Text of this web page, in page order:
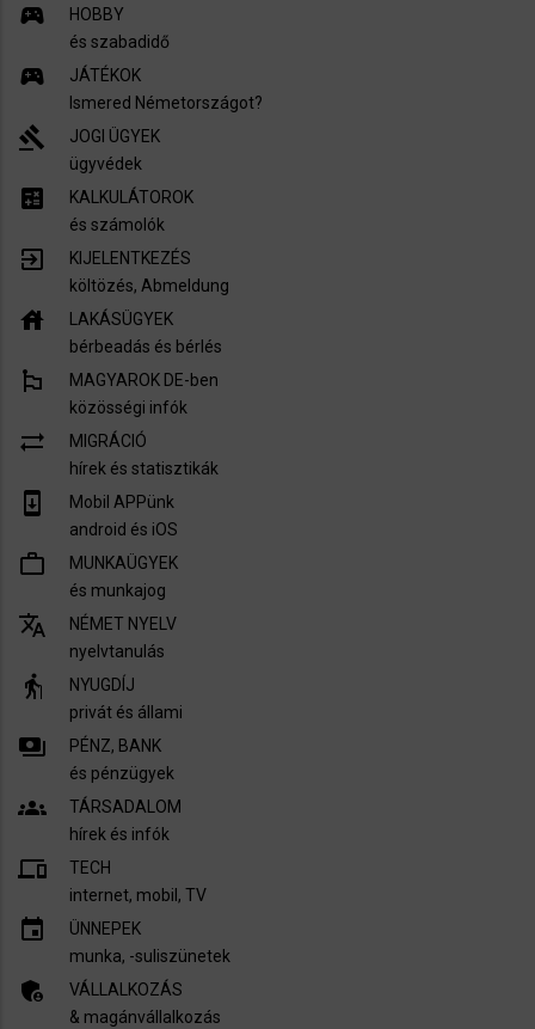
sports_esports
HOBBY
és szabadidő
sports_esports
JÁTÉKOK
Ismered Németországot?
gavel
JOGI ÜGYEK
ügyvédek
calculate
KALKULÁTOROK
és számolók
exit_to_app
KIJELENTKEZÉS
költözés, Abmeldung
house
LAKÁSÜGYEK
bérbeadás és bérlés
emoji_flags
MAGYAROK DE-ben
közösségi infók
sync_alt
MIGRÁCIÓ
hírek és statisztikák
system_update
Mobil APPünk
android és iOS
work_outline
MUNKAÜGYEK
és munkajog
translate
NÉMET NYELV
nyelvtanulás
elderly
NYUGDÍJ
privát és állami
payments
PÉNZ, BANK
és pénzügyek
groups
TÁRSADALOM
hírek és infók
devices
TECH
internet, mobil, TV​
insert_invitation
ÜNNEPEK
munka, -suliszünetek
admin_panel_settings
VÁLLALKOZÁS
& magánvállalkozás